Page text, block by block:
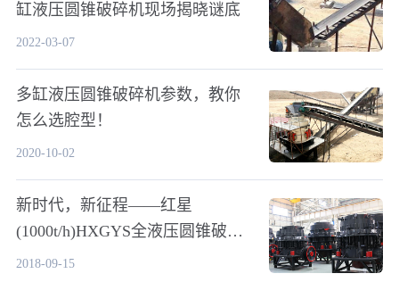
缸液压圆锥破碎机现场揭晓谜底
2022-03-07
多缸液压圆锥破碎机参数，教你
怎么选腔型！
2020-10-02
新时代，新征程——红星
(1000t/h)HXGYS全液压圆锥破碎
机新作为
2018-09-15